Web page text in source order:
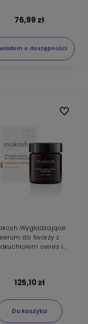
76,99 zł
o dostępności
Wygładzające
serum do twarzy z
owies i
125,10 zł
Do koszyka
Do